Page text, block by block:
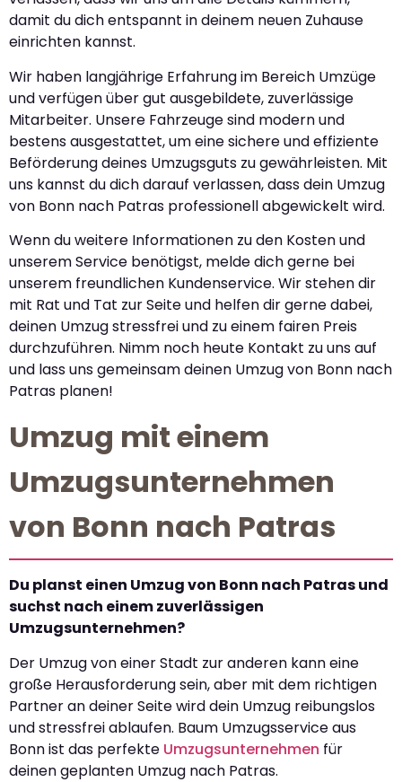
damit du dich entspannt in deinem neuen Zuhause
einrichten kannst.
Wir haben langjährige Erfahrung im Bereich Umzüge
und verfügen über gut ausgebildete, zuverlässige
Mitarbeiter. Unsere Fahrzeuge sind modern und
bestens ausgestattet, um eine sichere und effiziente
Beförderung deines Umzugsguts zu gewährleisten. Mit
uns kannst du dich darauf verlassen, dass dein Umzug
von Bonn nach Patras professionell abgewickelt wird.
Wenn du weitere Informationen zu den Kosten und
unserem Service benötigst, melde dich gerne bei
unserem freundlichen Kundenservice. Wir stehen dir
mit Rat und Tat zur Seite und helfen dir gerne dabei,
deinen Umzug stressfrei und zu einem fairen Preis
durchzuführen. Nimm noch heute Kontakt zu uns auf
und lass uns gemeinsam deinen Umzug von Bonn nach
Patras planen!
Umzug mit einem
Umzugsunternehmen
von Bonn nach Patras
Du planst einen Umzug von Bonn nach Patras und
suchst nach einem zuverlässigen
Umzugsunternehmen?
Der Umzug von einer Stadt zur anderen kann eine
große Herausforderung sein, aber mit dem richtigen
Partner an deiner Seite wird dein Umzug reibungslos
und stressfrei ablaufen. Baum Umzugsservice aus
Bonn ist das perfekte Umzugsunternehmen für
deinen geplanten Umzug nach Patras.